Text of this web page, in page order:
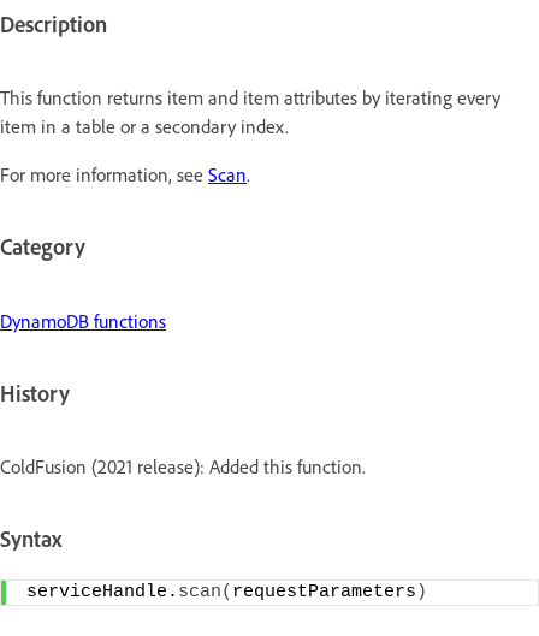
Description
This function returns item and item attributes by iterating every
item in a table or a secondary index.
For more information, see Scan.
Category
DynamoDB functions
History
ColdFusion (2021 release): Added this function.
Syntax
serviceHandle. scan( requestParameters )